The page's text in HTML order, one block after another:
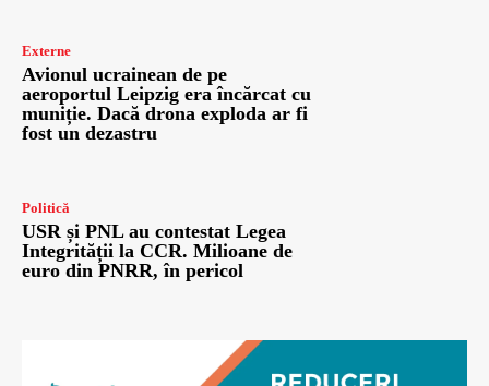
Externe
Avionul ucrainean de pe
aeroportul Leipzig era încărcat cu
muniție. Dacă drona exploda ar fi
fost un dezastru
Politică
USR și PNL au contestat Legea
Integrității la CCR. Milioane de
euro din PNRR, în pericol